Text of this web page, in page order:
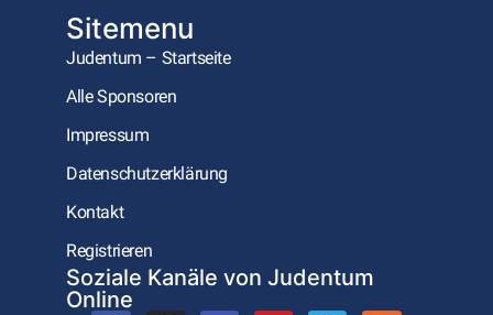
Sitemenu
Judentum – Startseite
Alle Sponsoren
Impressum
Datenschutzerklärung
Kontakt
Registrieren
Soziale Kanäle von Judentum
Online